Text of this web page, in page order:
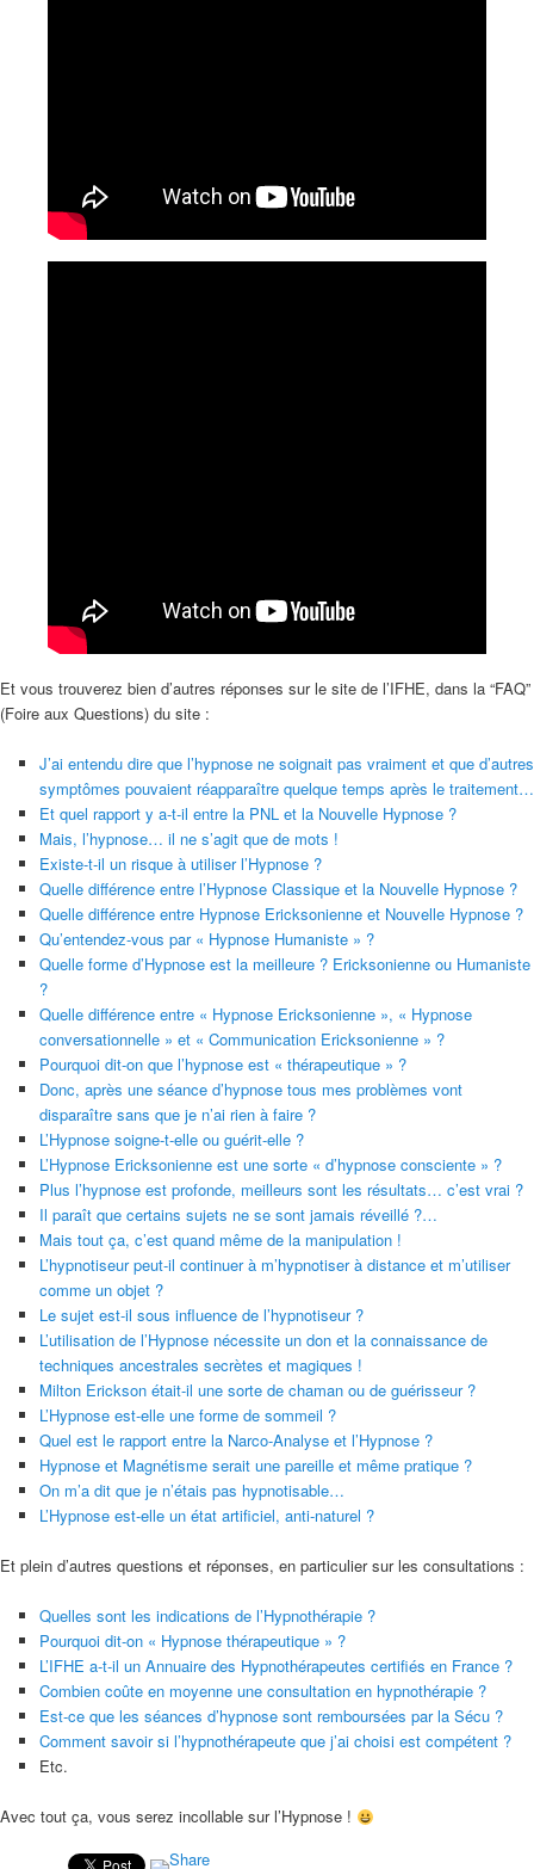
Et vous trouverez bien d’autres réponses sur le site de l’IFHE, dans la “FAQ”
(Foire aux Questions) du site :
J’ai entendu dire que l’hypnose ne soignait pas vraiment et que d’autres
symptômes pouvaient réapparaître quelque temps après le traitement…
Et quel rapport y a-t-il entre la PNL et la Nouvelle Hypnose ?
Mais, l’hypnose… il ne s’agit que de mots !
Existe-t-il un risque à utiliser l’Hypnose ?
Quelle différence entre l’Hypnose Classique et la Nouvelle Hypnose ?
Quelle différence entre Hypnose Ericksonienne et Nouvelle Hypnose ?
Qu’entendez-vous par « Hypnose Humaniste » ?
Quelle forme d’Hypnose est la meilleure ? Ericksonienne ou Humaniste
?
Quelle différence entre « Hypnose Ericksonienne », « Hypnose
conversationnelle » et « Communication Ericksonienne » ?
Pourquoi dit-on que l’hypnose est « thérapeutique » ?
Donc, après une séance d’hypnose tous mes problèmes vont
disparaître sans que je n’ai rien à faire ?
L’Hypnose soigne-t-elle ou guérit-elle ?
L’Hypnose Ericksonienne est une sorte « d’hypnose consciente » ?
Plus l’hypnose est profonde, meilleurs sont les résultats… c’est vrai ?
Il paraît que certains sujets ne se sont jamais réveillé ?…
Mais tout ça, c’est quand même de la manipulation !
L’hypnotiseur peut-il continuer à m’hypnotiser à distance et m’utiliser
comme un objet ?
Le sujet est-il sous influence de l’hypnotiseur ?
L’utilisation de l’Hypnose nécessite un don et la connaissance de
techniques ancestrales secrètes et magiques !
Milton Erickson était-il une sorte de chaman ou de guérisseur ?
L’Hypnose est-elle une forme de sommeil ?
Quel est le rapport entre la Narco-Analyse et l’Hypnose ?
Hypnose et Magnétisme serait une pareille et même pratique ?
On m’a dit que je n’étais pas hypnotisable…
L’Hypnose est-elle un état artificiel, anti-naturel ?
Et plein d’autres questions et réponses, en particulier sur les consultations :
Quelles sont les indications de l’Hypnothérapie ?
Pourquoi dit-on « Hypnose thérapeutique » ?
L’IFHE a-t-il un Annuaire des Hypnothérapeutes certifiés en France ?
Combien coûte en moyenne une consultation en hypnothérapie ?
Est-ce que les séances d’hypnose sont remboursées par la Sécu ?
Comment savoir si l’hypnothérapeute que j’ai choisi est compétent ?
Etc.
Avec tout ça, vous serez incollable sur l’Hypnose !